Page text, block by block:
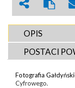
OPIS
POSTACI
Fotografia
Cyfrowego.